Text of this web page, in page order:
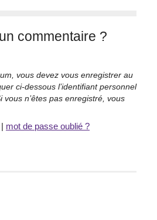
commentaire ?
vous devez vous enregistrer au
ci-dessous l’identifiant personnel
vous n’êtes pas enregistré, vous
mot de passe oublié ?